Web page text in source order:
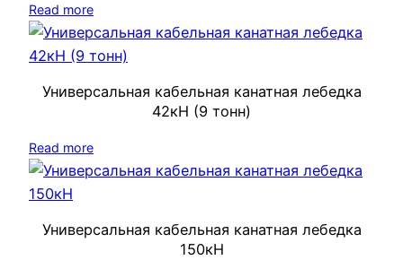
Read more
Универсальная кабельная канатная лебедка
42кН (9 тонн)
Read more
Универсальная кабельная канатная лебедка
150кН